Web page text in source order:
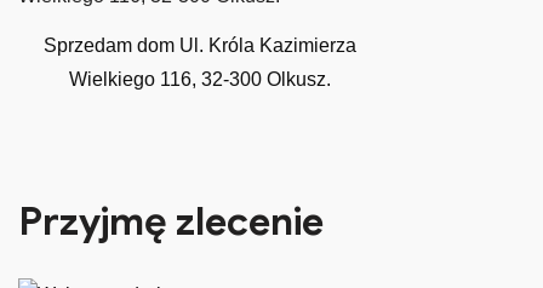
Sprzedam dom Ul. Króla Kazimierza
Wielkiego 116, 32-300 Olkusz.
Przyjmę zlecenie